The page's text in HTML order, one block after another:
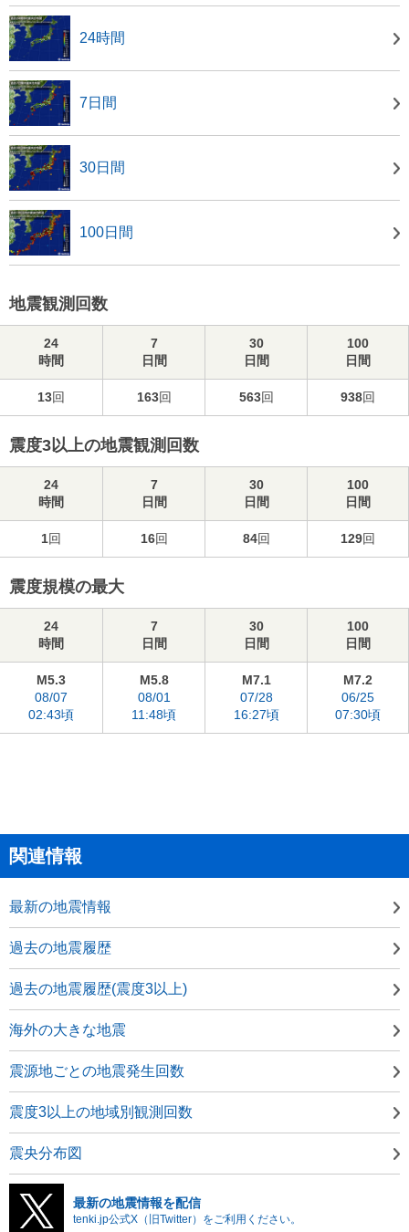
24時間
7日間
30日間
100日間
地震観測回数
24
時間
7
日間
30
日間
100
日間
13回 163回 563回 938回
震度3以上の地震観測回数
24
時間
7
日間
30
日間
100
日間
1回 16回 84回 129回
震度規模の最大
24
時間
7
日間
30
日間
100
日間
M5.3
08/07
02:43頃
M5.8
08/01
11:48頃
M7.1
07/28
16:27頃
M7.2
06/25
07:30頃
関連情報
最新の地震情報
過去の地震履歴
過去の地震履歴(震度3以上)
海外の大きな地震
震源地ごとの地震発生回数
震度3以上の地域別観測回数
震央分布図
最新の地震情報を配信
tenki.jp公式X（旧Twitter）をご利用ください。